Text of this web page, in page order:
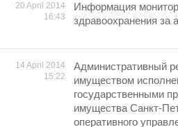
20 April 2014
16:43
Информация
здравоохранения за
14 April 2014
15:22
Административный
имуществом
государственными
имущества Санкт-
оперативного